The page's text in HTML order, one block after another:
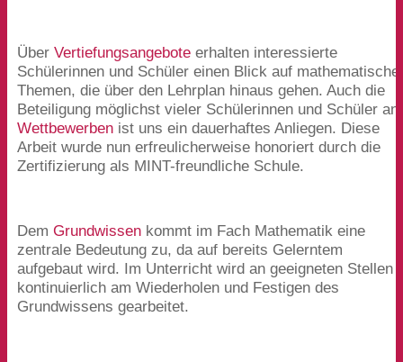
ÜberVertiefungsangebote erhalten interessierte
Schülerinnen und Schüler einen Blick auf mathematische
Themen, die über den Lehrplan hinaus gehen. Auch die
Beteiligung möglichst vieler Schülerinnen und Schüler an
Wettbewerben ist uns ein dauerhaftes Anliegen. Diese
Arbeit wurde nun erfreulicherweise honoriert durch die
Zertifizierung als MINT-freundliche Schule.
DemGrundwissen kommt im Fach Mathematik eine
zentrale Bedeutung zu, da auf bereits Gelerntem
aufgebaut wird. Im Unterricht wird an geeigneten Stellen
kontinuierlich am Wiederholen und Festigen des
Grundwissens gearbeitet.